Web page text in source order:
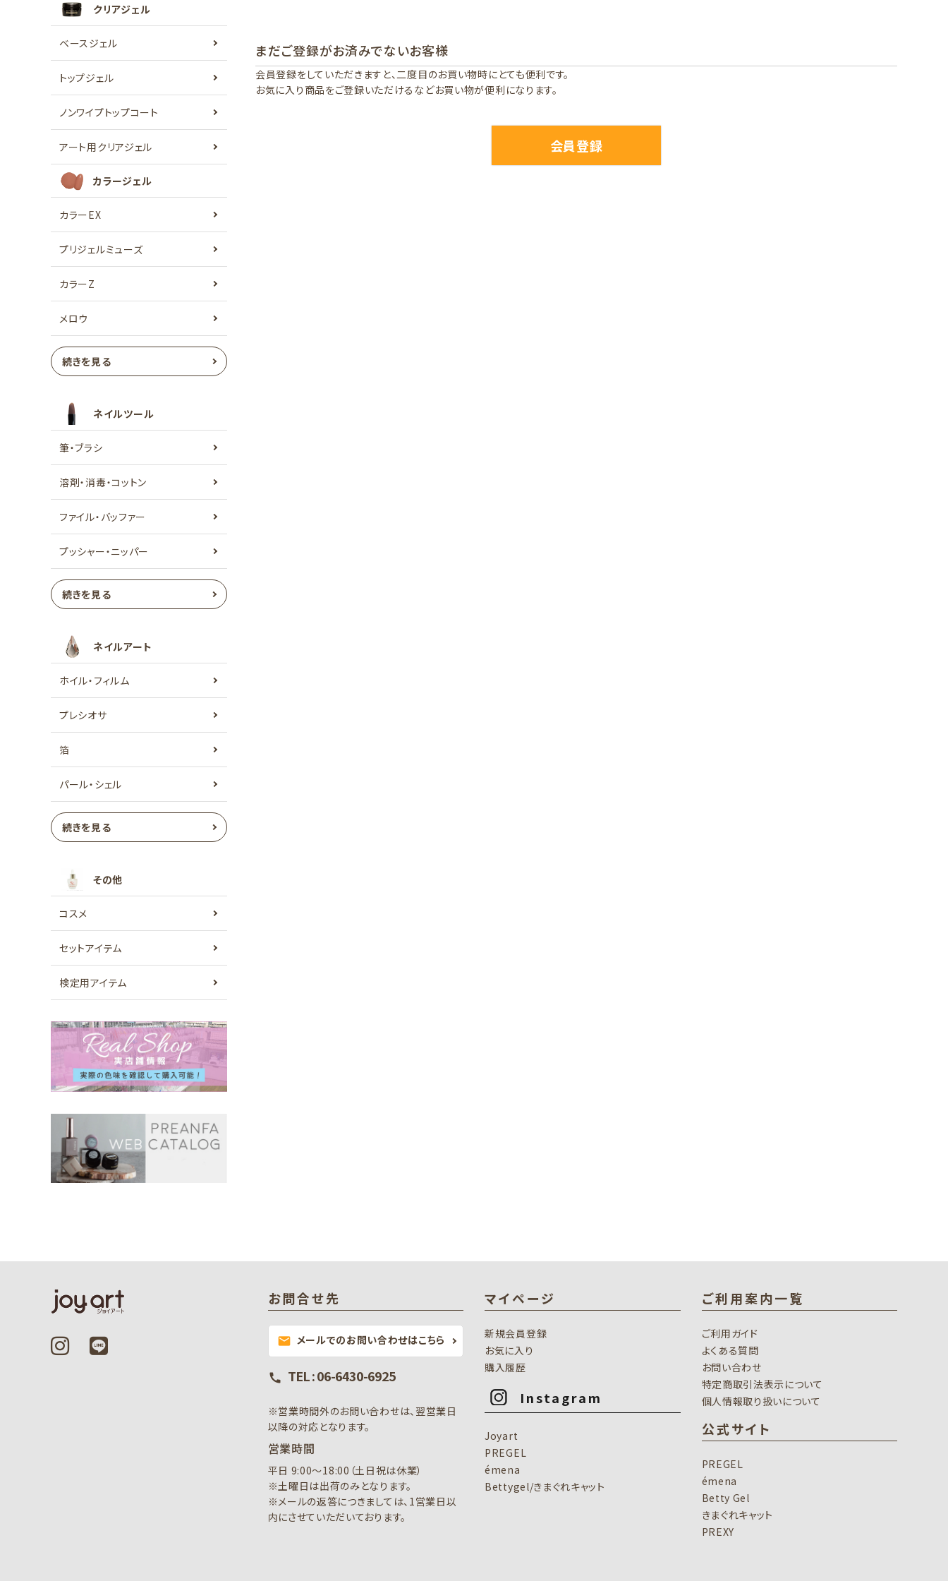
クリアジェル
ベースジェル
トップジェル
ノンワイプトップコート
アート用クリアジェル
カラージェル
カラーEX
プリジェルミューズ
カラーZ
メロウ
続きを見る
ネイルツール
筆・ブラシ
溶剤・消毒・コットン
ファイル・バッファー
プッシャー・ニッパー
続きを見る
ネイルアート
ホイル・フィルム
プレシオサ
箔
パール・シェル
続きを見る
その他
コスメ
セットアイテム
検定用アイテム
まだご登録がお済みでないお客様
会員登録をしていただきますと、二度目のお買い物時にとても便利です。
お気に入り商品をご登録いただけるなどお買い物が便利になります。
会員登録
お問合せ先
mail メールでのお問い合わせはこちら
call TEL : 06-6430-6925
※営業時間外のお問い合わせは、翌営業日
以降の対応となります。
営業時間
平日 9:00～18:00（土日祝は休業）
※土曜日は出荷のみとなります。
※メールの返答につきましては、1営業日以
内にさせていただいております。
マイページ
新規会員登録
お気に入り
購入履歴
Instagram
Joyart
PREGEL
émena
Bettygel/きまぐれキャット
ご利用案内一覧
ご利用ガイド
よくある質問
お問い合わせ
特定商取引法表示について
個人情報取り扱いについて
公式サイト
PREGEL
émena
Betty Gel
きまぐれキャット
PREXY